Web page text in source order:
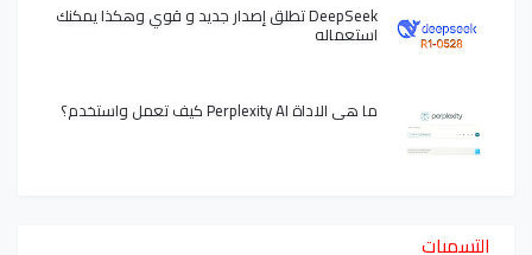
DeepSeek تطلق إصدار جديد و قوي وهكذا يمكنك
استعماله
ما هي الاداة Perplexity AI كيف تعمل واستخدم؟
التسميات